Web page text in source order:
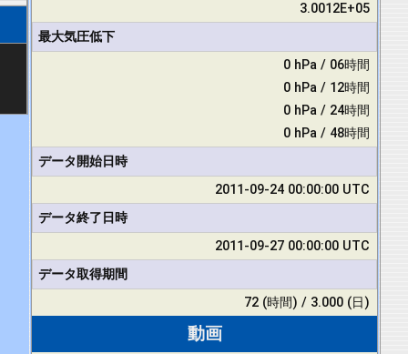
3.0012E+05
最大気圧低下
0 hPa / 06時間
0 hPa / 12時間
0 hPa / 24時間
0 hPa / 48時間
データ開始日時
2011-09-24 00:00:00 UTC
データ終了日時
2011-09-27 00:00:00 UTC
データ取得期間
72 (時間) / 3.000 (日)
動画